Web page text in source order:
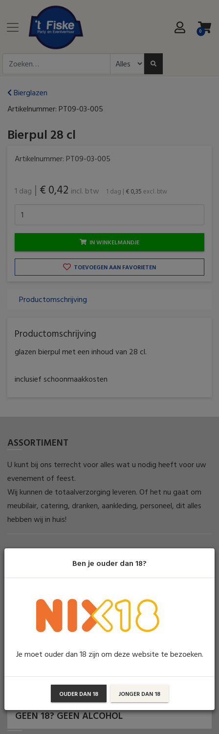
0
Bierglazen
Artikelnummer: PT09-03-005
Bierpul 28 cl
Artikelnummer: PT09-03-005
1 dag | € 0,42 incl. btw 1 dag | € 0,35 excl. btw
IN WINKELMANDJE
TOEVOEGEN AAN FAVORIETEN
Productomschrijving
Productomschrijving
glazen bierpul met een inhoud van 28 cl.
inclusief schoonmaakkosten
ASSORTIMENT
U kunt bij ons terrecht voor alles wat u nodig heeft voor uw
evenement of feest.
Wij kunnen de totaalverzorging leveren. Of het nu gaat om
meubilair, catering, dranken, aankleding, personeel, dit alles
hebben wij in huis!
Algemene voorwaarden
Bij problemen kunt u na openingstijden tot 01.00 bellen naar
06-29387501
GEEN 18? GEEN ALCOHOL
Ben je ouder dan 18?
Je moet ouder dan 18 zijn om deze website te bezoeken.
OUDER DAN 18 JONGER DAN 18